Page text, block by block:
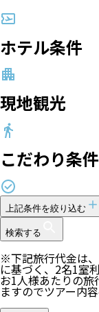
ホテル条件
現地観光
こだわり条件
上記条件を絞り込む
検索する
※下記旅行代金は、
に基づく、2名1室
お1人様あたりの旅
ますのでツアー内